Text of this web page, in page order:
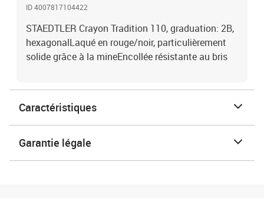
ID 4007817104422
STAEDTLER Crayon Tradition 110, graduation: 2B,
hexagonalLaqué en rouge/noir, particulièrement
solide grâce à la mineEncollée résistante au bris
Caractéristiques
Garantie légale